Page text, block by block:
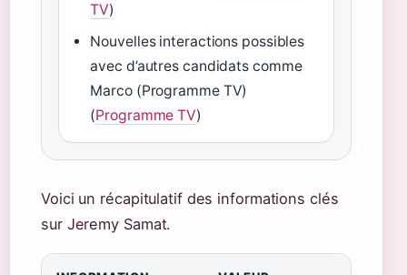
TV)
Nouvelles interactions possibles
avec d’autres candidats comme
Marco (Programme TV)
(Programme TV)
Voici un récapitulatif des informations clés
sur Jeremy Samat.
Fiche d’identité de Jeremy Samat